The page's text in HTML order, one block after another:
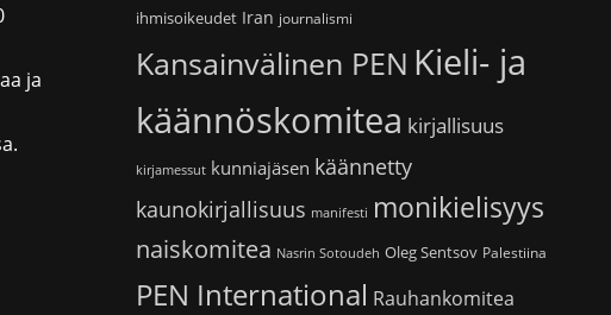
ja
ihmisoikeudet Iran journalismi
Kansainvälinen PEN Kieli- ja
käännöskomitea kirjallisuus
kirjamessut kunniajäsen käännetty
kaunokirjallisuus manifesti monikielisyys
naiskomitea Nasrin Sotoudeh Oleg Sentsov Palestiina
PEN International Rauhankomitea